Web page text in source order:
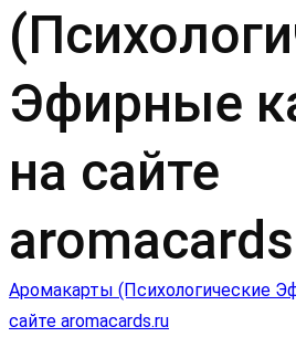
Эфирные
на сайте
Навигация
Аромакарты (Психологические
сайте aromacards.ru